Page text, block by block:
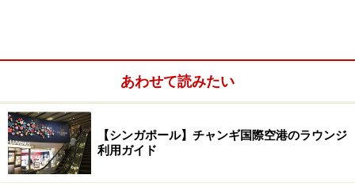
シンガポールの電圧は220～240Vで、周波数は50HZ。日
本の電圧は100Vで、周波数は50～60HZなので、日本の
電化製品をそのままシンガポールで使用することはでき
あわせて読みたい
【シンガポール】チャンギ国際空港のラウンジ
利用ガイド